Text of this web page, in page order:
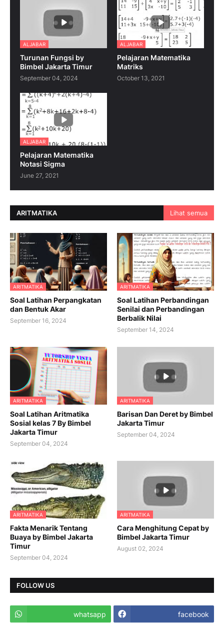
ALJABAR
Turunan Fungsi by
Bimbel Jakarta Timur
September 04, 2024
ALJABAR
Pelajaran Matematika
Matriks
October 13, 2021
ALJABAR
Pelajaran Matematika
Notasi Sigma
June 27, 2021
ARITMATIKA Lihat semua
ARITMATIKA
Soal Latihan Perpangkatan
dan Bentuk Akar
September 16, 2024
ARITMATIKA
Soal Latihan Perbandingan
Senilai dan Perbandingan
Berbalik Nilai
September 14, 2024
ARITMATIKA
Soal Latihan Aritmatika
Sosial kelas 7 By Bimbel
Jakarta Timur
September 04, 2024
ARITMATIKA
Barisan Dan Deret by Bimbel
Jakarta Timur
September 04, 2024
ARITMATIKA
Fakta Menarik Tentang
Buaya by Bimbel Jakarta
Timur
September 04, 2024
ARITMATIKA
Cara Menghitung Cepat by
Bimbel Jakarta Timur
August 02, 2024
FOLLOW US
whatsapp facebook